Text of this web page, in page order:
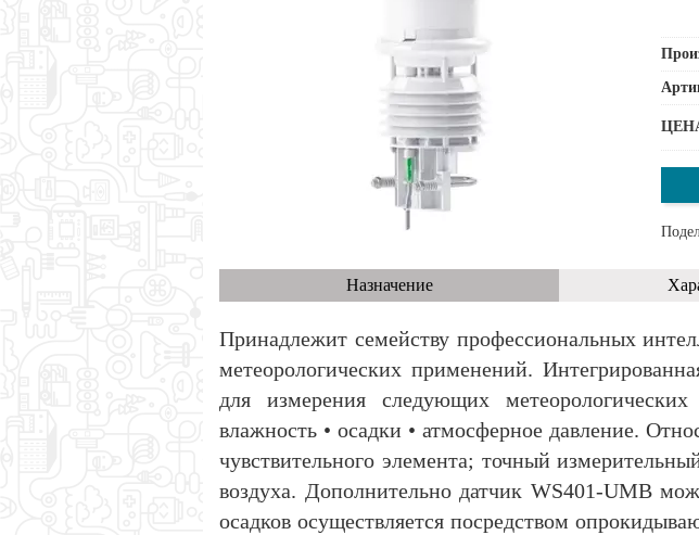
Назначение
Принадлежит семейству профессиональных
метеорологических применений.
для измерения следующих
влажность • осадки • атмосферное давление.
чувствительного элемента; точный
воздуха. Дополнительно датчик WS401-UMB
осадков осуществляется посредством